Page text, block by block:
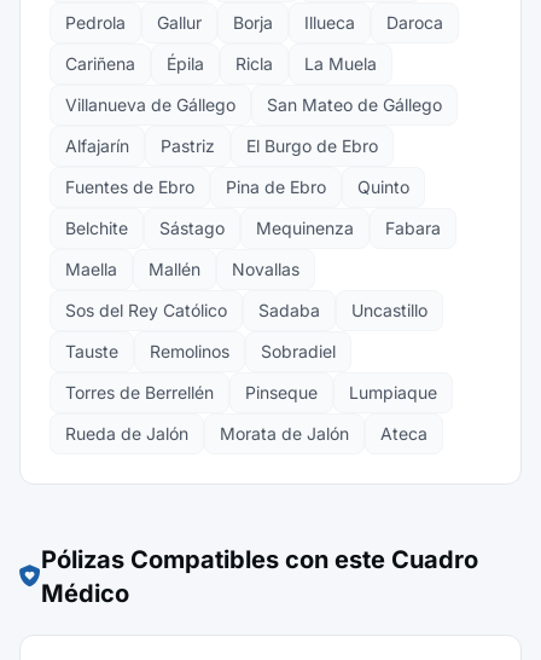
Pedrola
Gallur Borja Illueca
Daroca
Cariñena
Épila Ricla
La Muela
Villanueva de Gállego
San Mateo de Gállego
Alfajarín
Pastriz
El Burgo de Ebro
Fuentes de Ebro
Pina de Ebro
Quinto
Belchite
Sástago Mequinenza
Fabara
Maella
Mallén
Novallas
Sos del Rey Católico
Sadaba
Uncastillo
Tauste
Remolinos
Sobradiel
Torres de Berrellén
Pinseque
Lumpiaque
Rueda de Jalón
Morata de Jalón Ateca
Pólizas Compatibles con este Cuadro
Médico